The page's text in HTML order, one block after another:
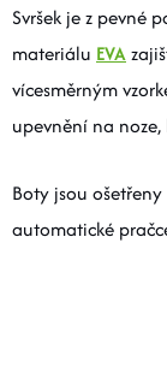
Svršek je z pevné
materiálu EVA
vícesměrným
upevnění na
Boty jsou
automatické